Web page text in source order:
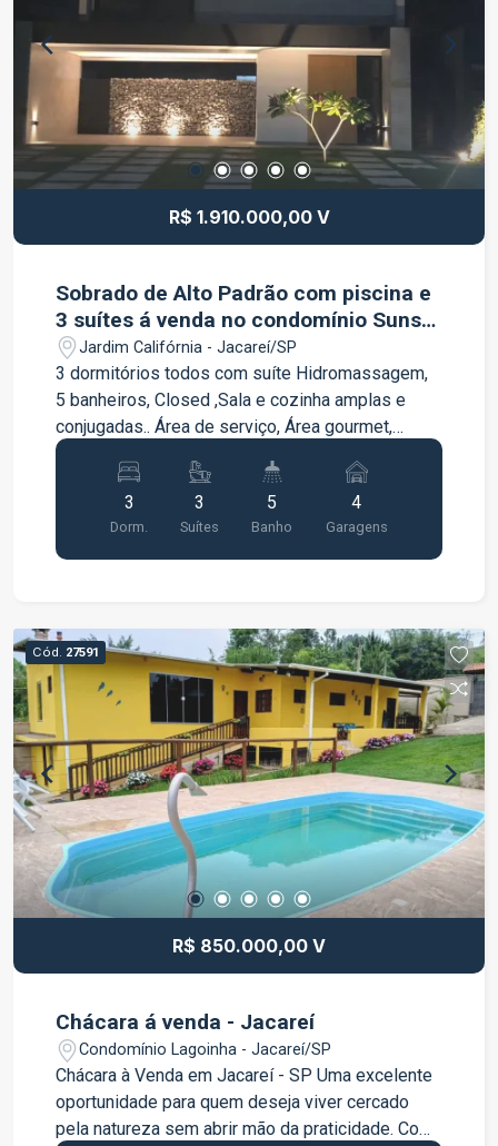
R$ 1.910.000,00 V
Sobrado de Alto Padrão com piscina e
3 suítes á venda no condomínio Sunset
Garden em Jacareí/SP
Jardim Califórnia - Jacareí/SP
3 dormitórios todos com suíte Hidromassagem,
5 banheiros, Closed ,Sala e cozinha amplas e
conjugadas.. Área de serviço, Área gourmet,
Lavanderia, Piscina em alvenaria e azulejo,
Garagem p 4 carros sendo 2 cobertos ,
Aquecimento solar, Ar condicionado, Piso Vinilico
no andar superior, Porcelanato no térreo .
Esquadrias na cor preta fosco / vidros, Porta de
3
Dorm.
3
Suítes
5
Banho
4
Garagens
Cód. 27591
R$ 850.000,00 V
Chácara á venda - Jacareí
Condomínio Lagoinha - Jacareí/SP
Chácara à Venda em Jacareí - SP Uma excelente
oportunidade para quem deseja viver cercado
pela natureza sem abrir mão da praticidade. Com